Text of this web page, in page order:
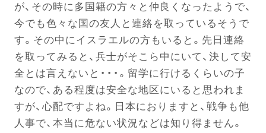
が、その時に多国籍の方々と仲良くなったようで、
今でも色々な国の友人と連絡を取っているそうで
す。その中にイスラエルの方もいると。先日連絡
を取ってみると、兵士がそこら中にいて、決して安
全とは言えないと・・・。留学に行けるくらいの子
なので、ある程度は安全な地区にいると思われま
すが、心配ですよね。日本におりますと、戦争も他
人事で、本当に危ない状況などは知り得ません。